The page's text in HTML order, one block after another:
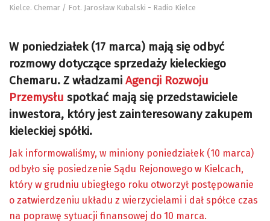
Kielce. Chemar / Fot. Jarosław Kubalski - Radio Kielce
W poniedziałek (17 marca) mają się odbyć
rozmowy dotyczące sprzedaży kieleckiego
Chemaru. Z władzami Agencji Rozwoju
Przemysłu spotkać mają się przedstawiciele
inwestora, który jest zainteresowany zakupem
kieleckiej spółki.
Jak informowaliśmy, w miniony poniedziałek (10 marca)
odbyło się posiedzenie Sądu Rejonowego w Kielcach,
który w grudniu ubiegłego roku otworzył postępowanie
o zatwierdzeniu układu z wierzycielami i dał spółce czas
na poprawę sytuacji finansowej do 10 marca.